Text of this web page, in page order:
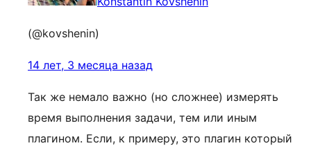
(@kovshenin)
14 лет, 3 месяца назад
Так же немало важно (но сложнее) измерять
время выполнения задачи, тем или иным
плагином. Если, к примеру, это плагин который